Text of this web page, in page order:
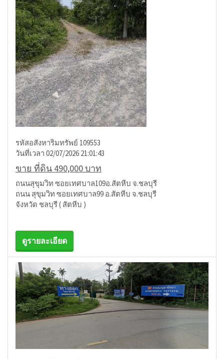
รหัสอสังหาริมทรัพย์ 109553
วันที่เวลา 02/07/2026 21:01:43
ขาย ที่ดิน 490,000 บาท
ถนนสุขุมวิท ซอยเทศบาล109อ.สัตหีบ จ.ชลบุรี
ถนน สุขุมวิท ซอยเทศบาล99 อ.สัตหีบ จ.ชลบุรี
จังหวัด ชลบุรี ( สัตหีบ )
ดูรายละเอียด